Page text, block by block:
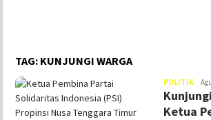
TAG: KUNJUNGI WARGA
POLITIKMoris
Weni
Ketua